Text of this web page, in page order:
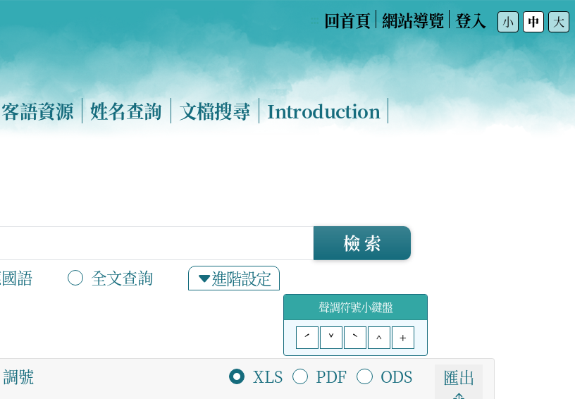
回首頁 網站導覽 登入 小 中 大
客語資源 姓名查詢 文檔搜尋 Introduction
語 全文查詢 進階設定
檢 索
聲調符號小鍵盤
ˊ
ˇ ˋ ^ +
調號 XLS PDF ODS 匯出